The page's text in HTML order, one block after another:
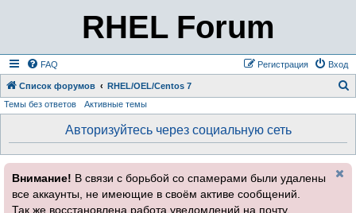
RHEL Forum
FAQ Вход
Регистрация
Список форумов RHEL/OEL/Centos 7
Темы без ответов Активные темы
Авторизуйтесь через социальную сеть
Внимание! В связи с борьбой со спамерами были удалены
все аккаунты, не имеющие в своём активе сообщений.
Так же восстановлена работа уведомлений на почту.